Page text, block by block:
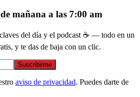
mañana a las 7:00 am
del día y el podcast ☕ — todo en un
y te das de baja con un clic.
Suscribirme
aviso de privacidad. Puedes darte de